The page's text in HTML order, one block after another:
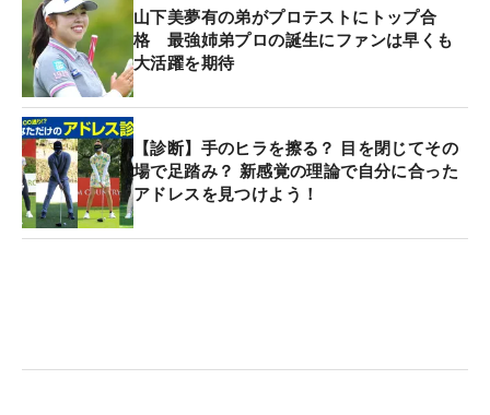
山下美夢有の弟がプロテストにトップ合
格 最強姉弟プロの誕生にファンは早くも
大活躍を期待
【診断】手のヒラを擦る？ 目を閉じてその
場で足踏み？ 新感覚の理論で自分に合った
アドレスを見つけよう！